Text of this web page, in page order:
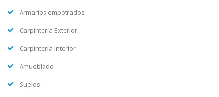
Armarios empotrados
Carpintería Exterior
Carpintería Interior
Amueblado
Suelos